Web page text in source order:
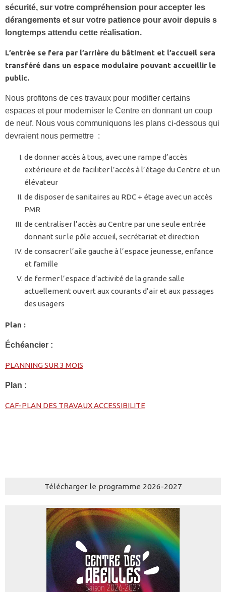
sécurité, sur votre compréhension pour accepter les
dérangements et sur votre patience pour avoir depuis s
longtemps attendu cette réalisation.
L’entrée se fera par l’arrière du bâtiment et l’accueil sera
transféré dans un espace modulaire pouvant accueillir le
public.
Nous profitons de ces travaux pour modifier certains
espaces et pour moderniser le Centre en donnant un coup
de neuf. Nous vous communiquons les plans ci-dessous qui
devraient nous permettre :
de donner accès à tous, avec une rampe d’accès
extérieure et de faciliter l’accès à l’étage du Centre et un
élévateur
de disposer de sanitaires au RDC + étage avec un accès
PMR
de centraliser l’accès au Centre par une seule entrée
donnant sur le pôle accueil, secrétariat et direction
de consacrer l’aile gauche à l’espace jeunesse, enfance
et famille
de fermer l’espace d’activité de la grande salle
actuellement ouvert aux courants d’air et aux passages
des usagers
Plan :
Échéancier :
PLANNING SUR 3 MOIS
Plan :
CAF-PLAN DES TRAVAUX ACCESSIBILITE
Télécharger le programme 2026-2027